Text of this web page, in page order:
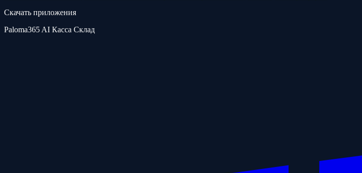
Скачать приложения
Paloma365 AI Касса Склад